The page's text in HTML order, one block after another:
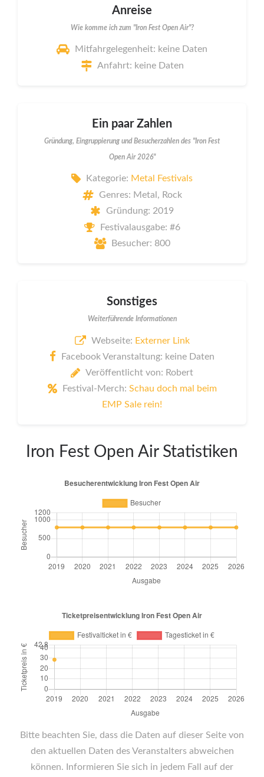
Anreise
Wie komme ich zum "Iron Fest Open Air"?
Mitfahrgelegenheit: keine Daten
Anfahrt: keine Daten
Ein paar Zahlen
Gründung, Eingruppierung und Besucherzahlen des "Iron Fest
Open Air 2026"
Kategorie: Metal Festivals
Genres: Metal, Rock
Gründung: 2019
Festivalausgabe: #6
Besucher: 800
Sonstiges
Weiterführende Informationen
Webseite: Externer Link
Facebook Veranstaltung: keine Daten
Veröffentlicht von: Robert
Festival-Merch: Schau doch mal beim
EMP Sale rein!
Iron Fest Open Air Statistiken
Bitte beachten Sie, dass die Daten auf dieser Seite von
den aktuellen Daten des Veranstalters abweichen
können. Informieren Sie sich in jedem Fall auf der